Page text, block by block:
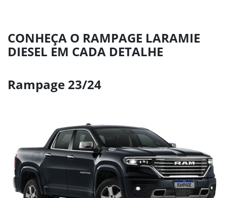
CONHEÇA O RAMPAGE LARAMIE
DIESEL EM CADA DETALHE
Rampage 23/24